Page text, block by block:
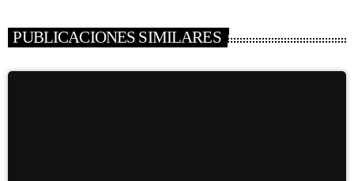
PUBLICACIONES SIMILARES